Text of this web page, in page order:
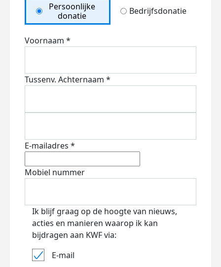
Persoonlijke
donatie
Bedrijfsdonatie
Voornaam *
Tussenv. Achternaam *
E-mailadres *
Mobiel nummer
Ik blijf graag op de hoogte van nieuws,
acties en manieren waarop ik kan
bijdragen aan KWF via:
E-mail